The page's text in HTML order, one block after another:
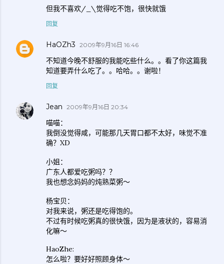
但我不喜欢/_\觉得吃不饱，很快就饿
回复
HaOZh3 2009年9月16日 16:46
不知道今晚不舒服的我能吃些什么。。看了你这篇我
知道要弄什么吃了。。哈哈。。谢啦！
回复
Jean 2009年9月16日 20:34
喵喵：
我倒没觉得咸，可能那几天胃口都不太好，味觉不准
确？XD
小姐：
广东人都爱吃粥吗？？
我也想念妈妈的炖熟菜粥～
杨宝贝：
对我来说，粥还是吃得饱的。
不过有时候吃粥真的很快饿，因为是液状的，容易消
化嘛～
HaoZhe:
怎么啦？要好好照顾身体～